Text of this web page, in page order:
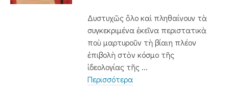
Δυστυχῶς ὅλο καὶ πληθαίνουν τὰ
συγ­κεκριμένα ἐκεῖνα περιστατικὰ
ποὺ μαρτυροῦν τὴ βίαιη πλέον
ἐπιβολὴ στὸν κόσμο τῆς
ἰδεολογίας τῆς ...
Περισσότερα